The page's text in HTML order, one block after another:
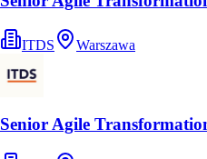
ITDS Warszawa
Senior Agile